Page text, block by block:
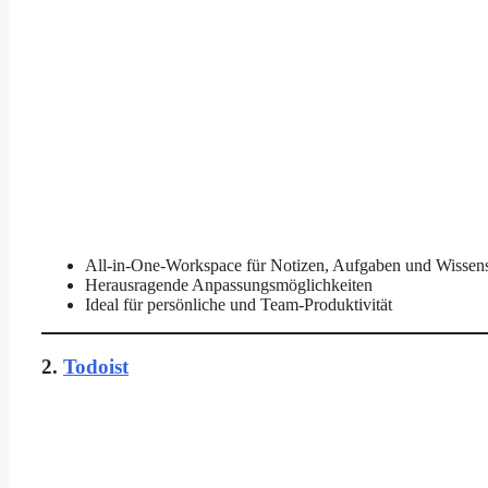
All-in-One-Workspace für Notizen, Aufgaben und
Herausragende Anpassungsmöglichkeiten
Ideal für persönliche und Team-Produktivität
2. Todoist